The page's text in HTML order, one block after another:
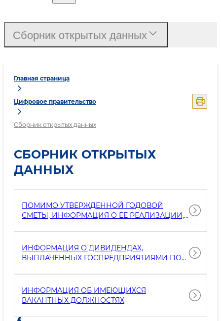
Главная страница
Цифровое правительство
Сборник открытых данных
СБОРНИК ОТКРЫТЫХ
ДАННЫХ
ПОМИМО УТВЕРЖДЕННОЙ ГОДОВОЙ
СМЕТЫ, ИНФОРМАЦИЯ О ЕЕ РЕАЛИЗАЦИИ,
СТРОИТЕЛЬСТВА, РЕКОНСТРУКЦИИ И
КАПИТАЛЬНОГО РЕМОНТА ОБЪЕКТОВ,
ПРИОБРЕТЕНИЯ И СОДЕРЖАНИЯ
АВТОТРАНСПОРТНЫХ СРЕДСТВ
ИНФОРМАЦИЯ О ДИВИДЕНДАХ,
ВЫПЛАЧЕННЫХ ГОСПРЕДПРИЯТИЯМИ ПО
ИНФОРМАЦИЯ ОБ ИМЕЮЩИХСЯ
ВАКАНТНЫХ ДОЛЖНОСТЯХ
Сборник открытых данных